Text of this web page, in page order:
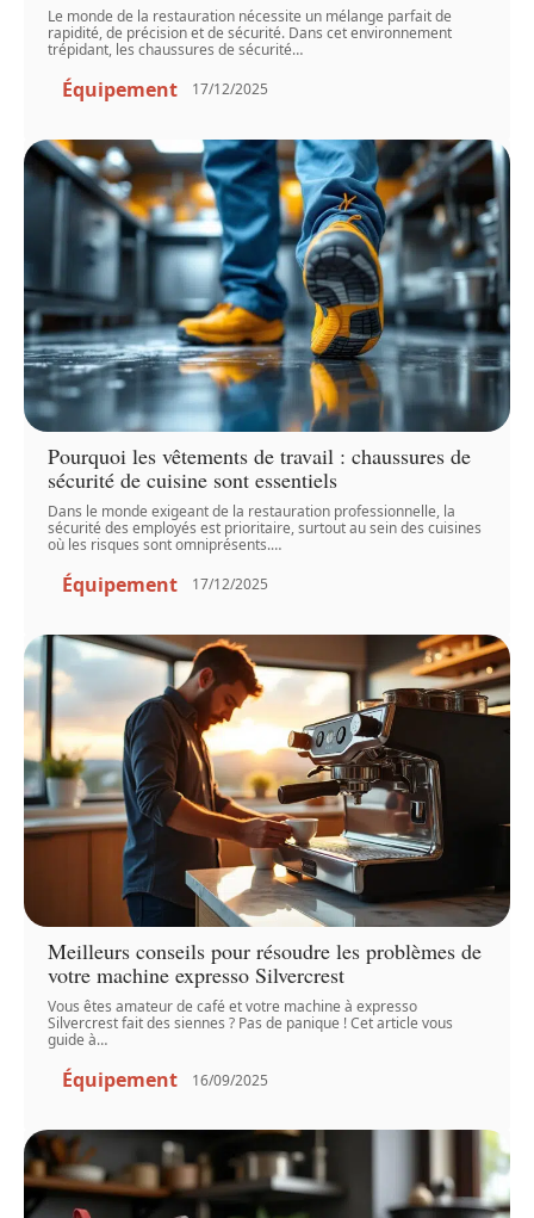
Le monde de la restauration nécessite un mélange parfait de
rapidité, de précision et de sécurité. Dans cet environnement
trépidant, les chaussures de sécurité…
Équipement 17/12/2025
Pourquoi les vêtements de travail : chaussures de
sécurité de cuisine sont essentiels
Dans le monde exigeant de la restauration professionnelle, la
sécurité des employés est prioritaire, surtout au sein des cuisines
où les risques sont omniprésents.…
Équipement 17/12/2025
Meilleurs conseils pour résoudre les problèmes de
votre machine expresso Silvercrest
Vous êtes amateur de café et votre machine à expresso
Silvercrest fait des siennes ? Pas de panique ! Cet article vous
guide à…
Équipement 16/09/2025